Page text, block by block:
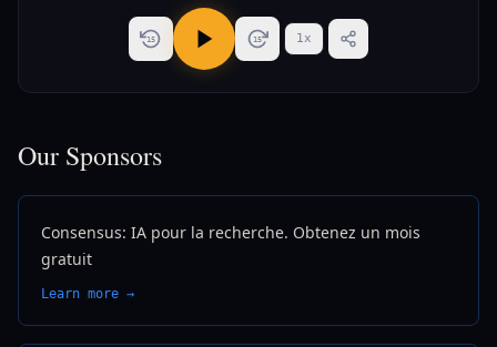
15 15 1x
Our Sponsors
Consensus: IA pour la recherche. Obtenez un mois
gratuit
Learn more →